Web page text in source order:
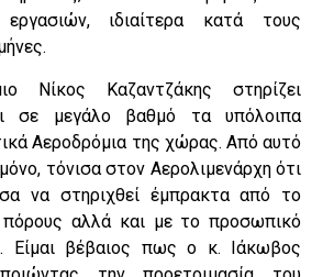
ιδιαίτερα κατά τους
Νίκος Καζαντζάκης στηρίζει
σε μεγάλο βαθμό τα υπόλοιπα
Αεροδρόμια της χώρας. Από αυτό
τόνισα στον Αερολιμενάρχη ότι
να στηριχθεί έμπρακτα από το
αλλά και με το προσωπικό
Είμαι βέβαιος πως ο κ. Ιάκωβος